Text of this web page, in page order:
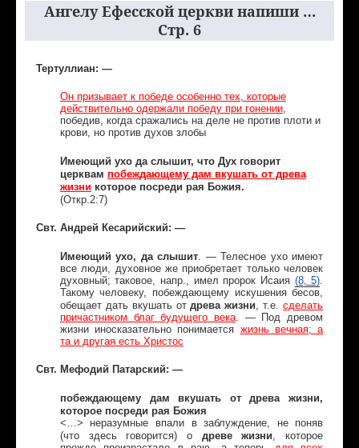
Ангелу Ефесской церкви напиши …
Стр. 6
Тертуллиан: —
Он призывает к победе особенно тех, которые
действительно одержали победу при гонении,
победив, когда сражались на деле не против плоти и
крови, но против духов злобы
Имеющий ухо да слышит, что Дух говорит
церквам побеждающему дам вкушать от древа
жизникоторое посреди рая Божия.
(Откр.2:7)
Свт. Андрей Кесарийский: —
Имеющий ухо, да слышит . — Телесное ухо имеют
все люди, духовное же приобретает только человек
духовный; таковое, напр., имел пророк Исаия (8, 5)
Такому человеку, побеждающему искушения бесов,
обещает дать вкушать отдрева жизни , т.е.сделать
причастником благ будущего века . — Под древом
жизни иносказательно понимается жизнь вечная; а
та и другая есть Христос
Свт. Мефодий Патарский: —
побеждающему дам вкушать от древа жизни,
которое посреди рая Божия
<…> неразумные впали в заблуждение, не поняв
(что здесь говорится) о древе жизни
, которое